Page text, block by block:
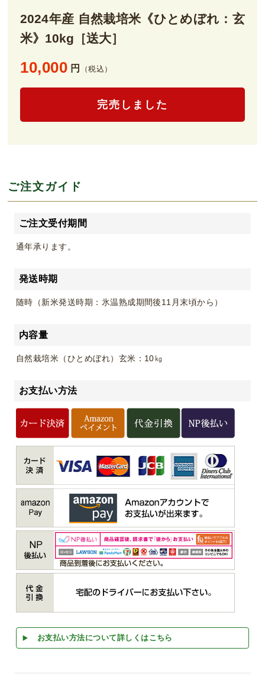
2024年産 自然栽培米《ひとめぼれ：玄
米》10kg［送大］
10,000 円 （税込）
完売しました
ご注文ガイド
ご注文受付期間
通年承ります。
発送時期
随時（新米発送時期：氷温熟成期間後11月末頃から）
内容量
自然栽培米（ひとめぼれ）玄米：10㎏
お支払い方法
お支払い方法について詳しくはこちら